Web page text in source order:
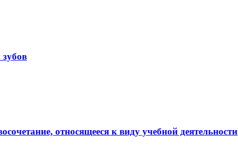
относящееся к виду учебной деятельности